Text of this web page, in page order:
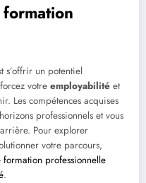
s’offrir un potentiel
votre employabilité et
Les compétences acquises
professionnels et vous
Pour explorer
votre parcours,
formation professionnelle
.